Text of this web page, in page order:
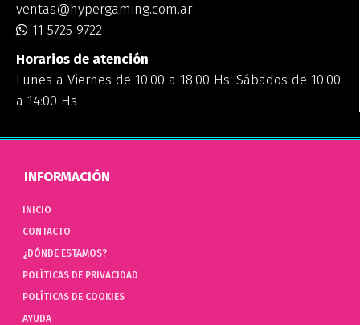
ventas@hypergaming.com.ar
11 5725 9722
Horarios de atención
Lunes a Viernes de 10:00 a 18:00 Hs. Sábados de 10:00
a 14:00 Hs
INFORMACIÓN
INICIO
CONTACTO
¿DÓNDE ESTAMOS?
POLÍTICAS DE PRIVACIDAD
POLÍTICAS DE COOKIES
AYUDA